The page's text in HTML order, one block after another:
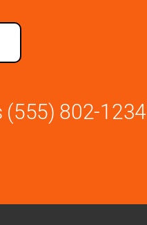
(555) 802-1234